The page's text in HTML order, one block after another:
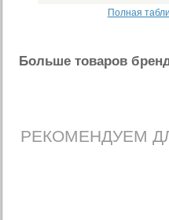
Полная
Больше товаров
РЕКОМЕНДУЕМ